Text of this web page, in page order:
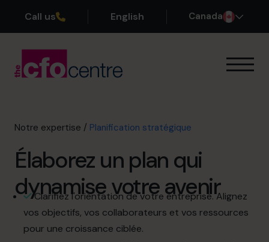
Call us English Canada
Nos CFO
À propos
Rejoindre l’Équipe
Réservez une session de découverte
Notre expertise / Planification stratégique
Élaborez un plan qui
dynamise votre avenir
Clarifiez l'orientation de votre entreprise. Alignez
vos objectifs, vos collaborateurs et vos ressources
pour une croissance ciblée.